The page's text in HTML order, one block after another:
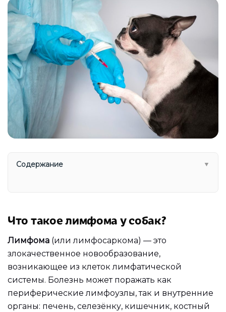
Содержание ▼
Что такое лимфома у собак?
Лимфома (или лимфосаркома) — это
злокачественное новообразование,
возникающее из клеток лимфатической
системы. Болезнь может поражать как
периферические лимфоузлы, так и внутренние
органы: печень, селезёнку, кишечник, костный